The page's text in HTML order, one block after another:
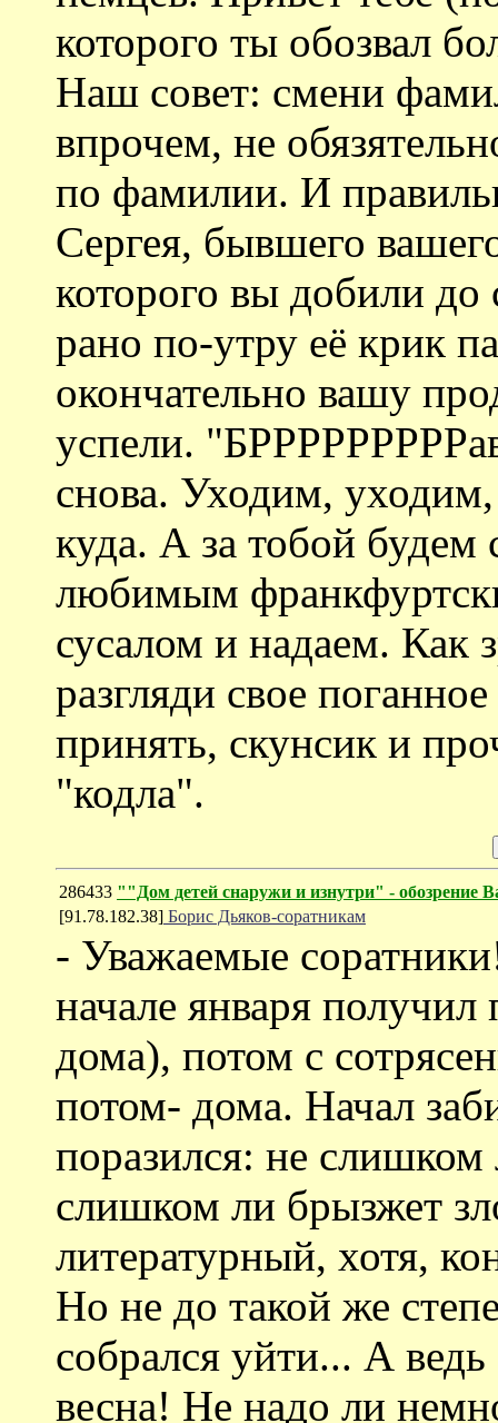
которого ты обозвал
Наш совет: смени
впрочем, не
по фамилии. И
Сергея, бывшего
которого вы добили до
рано по-утру её крик
окончательно вашу
успели.
снова. Уходим,
куда. А за тобой
любимым
сусалом и надаем. Как
разгляди свое
принять, скунсик и
"кодла".
286433 ""Дом детей снаружи и изнутри" -
[91.78.182.38] Борис Дьяков-соратникам
- Уважаемые
начале января
дома), потом с
потом- дома. Начал
поразился: не
слишком ли брызжет
литературный, хотя,
Но не до такой же
собрался уйти... А
весна! Не надо ли